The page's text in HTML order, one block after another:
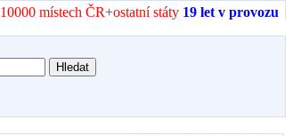
místech ČR+ostatní státy 19 let v provozu